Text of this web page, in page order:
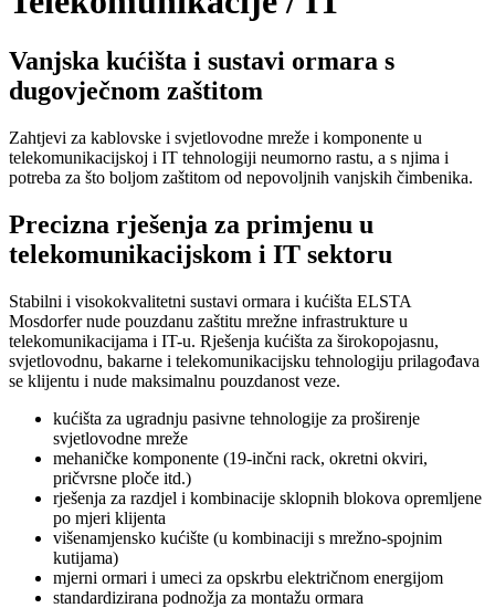
Vanjska kućišta i sustavi ormara s
dugovječnom zaštitom
Zahtjevi za kablovske i svjetlovodne mreže i komponente u
telekomunikacijskoj i IT tehnologiji neumorno rastu, a s njima i
potreba za što boljom zaštitom od nepovoljnih vanjskih čimbenika.
Precizna rješenja za primjenu u
telekomunikacijskom i IT sektoru
Stabilni i visokokvalitetni sustavi ormara i kućišta ELSTA
Mosdorfer nude pouzdanu zaštitu mrežne infrastrukture u
telekomunikacijama i IT-u. Rješenja kućišta za širokopojasnu,
svjetlovodnu, bakarne i telekomunikacijsku tehnologiju prilagođava
se klijentu i nude maksimalnu pouzdanost veze.
kućišta za ugradnju pasivne tehnologije za proširenje
svjetlovodne mreže
mehaničke komponente (19-inčni rack, okretni okviri,
pričvrsne ploče itd.)
rješenja za razdjel i kombinacije sklopnih blokova opremljene
po mjeri klijenta
višenamjensko kućište (u kombinaciji s mrežno-spojnim
kutijama)
mjerni ormari i umeci za opskrbu električnom energijom
standardizirana podnožja za montažu ormara